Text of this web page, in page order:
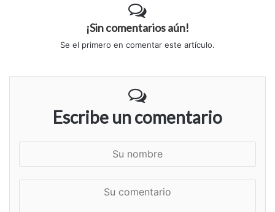
¡Sin comentarios aún!
Se el primero en comentar este artículo.
Escribe un comentario